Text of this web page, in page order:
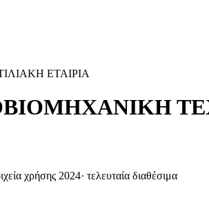
ΕΤΑΙΡΙΑ
χρήσης 2024· τελευταία διαθέσιμα